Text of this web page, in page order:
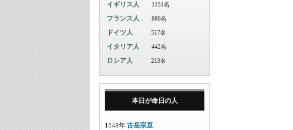
イギリス人 1151名
フランス人 886名
ドイツ人 517名
イタリア人 442名
ロシア人 213名
本日が命日の人
1548年 古岳宗亘